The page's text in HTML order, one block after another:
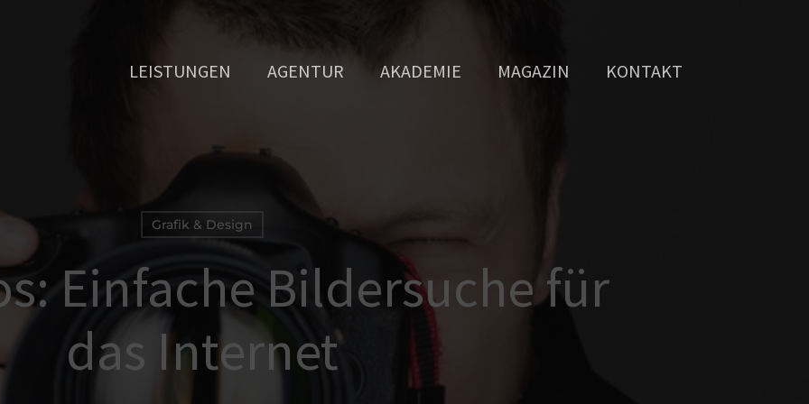
LEISTUNGEN AGENTUR AKADEMIE MAGAZIN KONTAKT
Grafik & Design
Einfache Bildersuche für
das Internet